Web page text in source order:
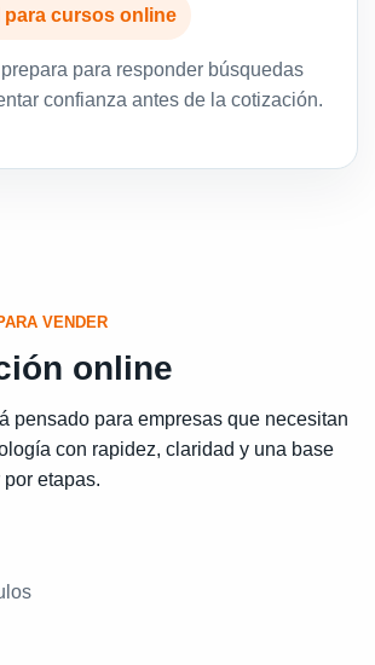
para cursos online
para responder búsquedas
confianza antes de la cotización.
VENDER
online
pensado para empresas que necesitan
con rapidez, claridad y una base
etapas.